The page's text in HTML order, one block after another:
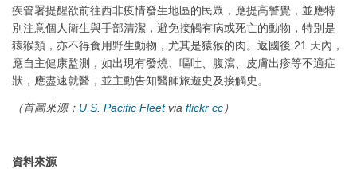
疾管署提醒欲前往西非疫情發生地區的民眾，應提高警覺，並應特
別注意個人衛生與手部清潔，避免接觸有病或死亡的動物，特別是
猿猴類，亦不得食用野生動物，尤其是猿猴的肉。返國後 21 天內，
應自主健康監測，如出現有發燒、嘔吐、腹瀉、皮膚出疹等不適症
狀，應盡速就醫，並主動告知醫師旅遊史及接觸史。
（首圖來源： U.S. Pacific Fleet via flickr cc ）
資料來源